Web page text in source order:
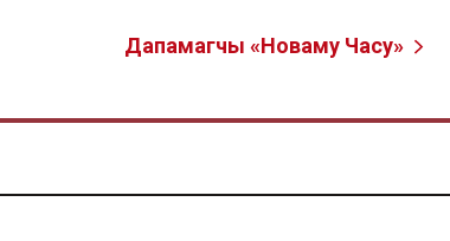
Дапамагчы «Новаму Часу»